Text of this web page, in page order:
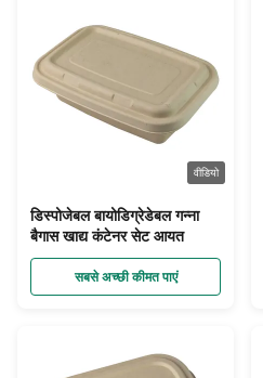
वीडियो
डिस्पोजेबल बायोडिग्रेडेबल गन्ना
बैगास खाद्य कंटेनर सेट आयत
सबसे अच्छी कीमत पाएं